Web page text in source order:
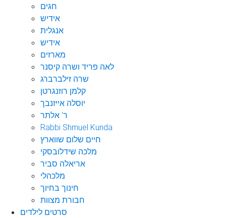
חגים
אידיש
אנגלית
אידיש
מארזים
לאה פריד ושרה קיסנר
שרה זילברברג
קלמן רוזנגרטן
יוסלה אייזנבך
ר' אלתר
Rabbi Shmuel Kunda
חיים שלום שווארץ
מלכה שידלובסקי
אריאלה סביר
מלכהלי
חינוך בחיוך
חבורת מצוות
סרטים לילדים